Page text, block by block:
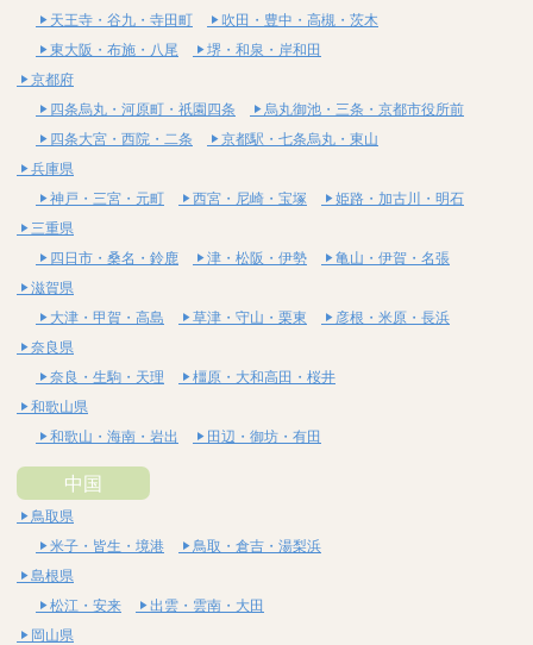
天王寺・谷九・寺田町
吹田・豊中・高槻・茨木
東大阪・布施・八尾
堺・和泉・岸和田
京都府
四条烏丸・河原町・祇園四条
烏丸御池・三条・京都市役所前
四条大宮・西院・二条
京都駅・七条烏丸・東山
兵庫県
神戸・三宮・元町
西宮・尼崎・宝塚
姫路・加古川・明石
三重県
四日市・桑名・鈴鹿
津・松阪・伊勢
亀山・伊賀・名張
滋賀県
大津・甲賀・高島
草津・守山・栗東
彦根・米原・長浜
奈良県
奈良・生駒・天理
橿原・大和高田・桜井
和歌山県
和歌山・海南・岩出
田辺・御坊・有田
中国
鳥取県
米子・皆生・境港
鳥取・倉吉・湯梨浜
島根県
松江・安来
出雲・雲南・大田
岡山県